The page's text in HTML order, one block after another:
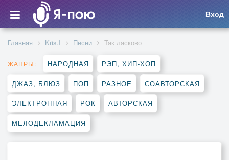
Вход
Главная Kris.I Песни Так ласково
ЖАНРЫ: НАРОДНАЯ РЭП, ХИП-ХОП
ДЖАЗ, БЛЮЗ ПОП РАЗНОЕ СОАВТОРСКАЯ
ЭЛЕКТРОННАЯ РОК АВТОРСКАЯ
МЕЛОДЕКЛАМАЦИЯ